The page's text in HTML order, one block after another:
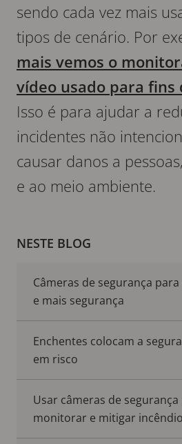
sendo cada vez mais
tipos de cenário. Por
mais vemos o
vídeo usado para fins
Isso é para ajudar a
incidentes não
causar danos a
e ao meio ambiente.
NESTE BLOG
Câmeras de segurança
e mais segurança
Enchentes colocam a
em risco
Usar câmeras de
monitorar e mitigar